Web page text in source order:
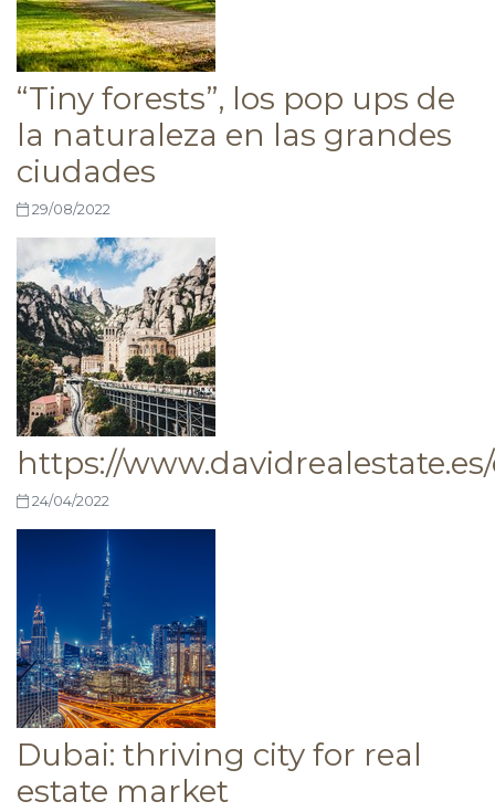
“Tiny forests”, los pop ups de
la naturaleza en las grandes
ciudades
29/08/2022
https://
24/04/2022
Dubai: thriving city for real
estate market